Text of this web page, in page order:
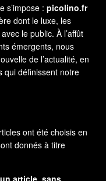
s’impose : picolino.fr
dont le luxe, les
le public. À l’affût
émergents, nous
de l’actualité, en
qui définissent notre
ont été choisis en
donnés à titre
article, sans